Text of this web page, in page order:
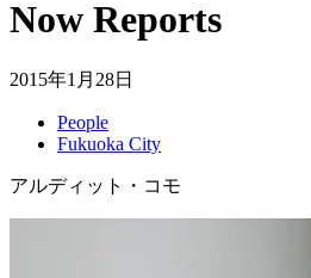
Now Reports
2015年1月28日
People
Fukuoka City
アルディット・コモ